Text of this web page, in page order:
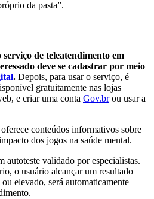
da pasta”.
de teleatendimento em
deve se cadastrar por meio
. Depois, para usar o serviço, é
gratuitamente nas lojas
e criar uma conta Gov.brou usar a
conteúdos informativos sobre
dos jogos na saúde mental.
validado por especialistas.
o usuário alcançar um resultado
elevado, será automaticamente